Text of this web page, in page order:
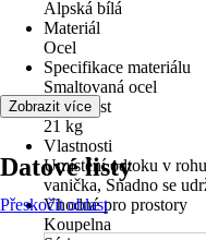
Alpská bílá
Materiál
Ocel
Specifikace materiálu
Smaltovaná ocel
Hmotnost
21 kg
Vlastnosti
Umístění odtoku v
vanička, Snadno se
Vhodné pro prostory
Koupelna
Zobrazit více
Datové listy
Přeskočit oblast